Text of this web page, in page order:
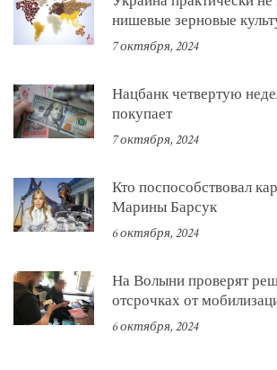
нишевые зерновые
7 октября, 2024
Нацбанк четвертую
покупает
7 октября, 2024
Кто поспособствовал
Марины Барсук
6 октября, 2024
На Волыни проверят
отсрочках от
6 октября, 2024